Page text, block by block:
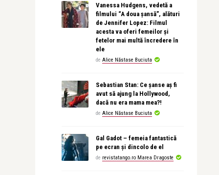
Vanessa Hudgens, vedetă a
filmului “A doua șansă”, alături
de Jennifer Lopez: Filmul
acesta va oferi femeilor și
fetelor mai multă încredere în
ele
de Alice Năstase Buciuta
Sebastian Stan: Ce șanse aș fi
avut să ajung la Hollywood,
dacă nu era mama mea?!
de Alice Năstase Buciuta
Gal Gadot – femeia fantastică
pe ecran și dincolo de el
de revistatango.ro Marea Dragoste